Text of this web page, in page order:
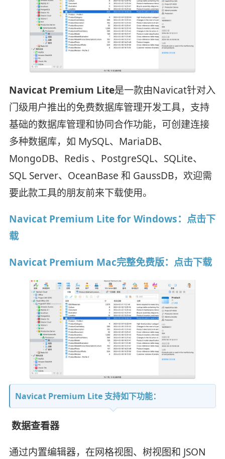
Navicat Premium Lite是一款由Navicat针对入
门级用户推出的免费数据库管理开发工具，支持
基础的数据库管理和协同合作功能，可创建连接
多种数据库，如 MySQL、MariaDB、
MongoDB、Redis 、PostgreSQL、SQLite、
SQL Server、OceanBase 和 GaussDB，欢迎需
要此款工具的朋友前来下载使用。
Navicat Premium Lite for Windows：点击下
载
Navicat Premium Mac完整免费版：点击下载
Navicat Premium Lite 支持如下功能：
数据查看器
通过内置编辑器，在网格视图、树视图和 JSON